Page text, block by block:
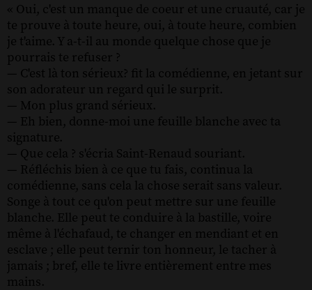
« Oui, c'est un manque de coeur et une cruauté, car je
te prouve à toute heure, oui, à toute heure, combien
je t'aime. Y a-t-il au monde quelque chose que je
pourrais te refuser ?
— C'est là ton sérieux? fit la comédienne, en jetant sur
son adorateur un regard qui le surprit.
— Mon plus grand sérieux.
— Eh bien, donne-moi une feuille blanche avec ta
signature.
— Que cela ? s'écria Saint-Renaud souriant.
— Réfléchis bien à ce que tu fais, continua la
comédienne, sans cela la chose serait sans valeur.
Songe à tout ce qu'on peut mettre sur une feuille
blanche. Elle peut te conduire à la bastille, voire
même à l'échafaud, te changer en mendiant et en
esclave ; elle peut ternir ton honneur, le tacher à
jamais ; bref, elle te livre entièrement entre mes
mains.